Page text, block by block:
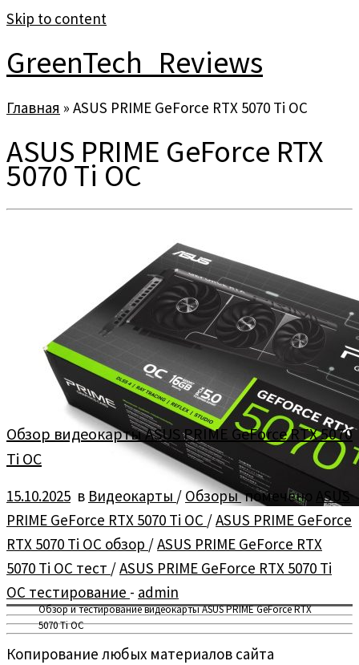
Skip to content
GreenTech_Reviews
Главная » ASUS PRIME GeForce RTX 5070 Ti OC
ASUS PRIME GeForce RTX
5070 Ti OC
Обзор и тестирование видеокарты ASUS PRIME GeForce RTX
5070 Ti OC
Обзор видеокарты ASUS PRIME GeForce RTX 5070
Ti OC
15.10.2025 в Видеокарты / Обзорыпомечено
ASUS
PRIME GeForce RTX 5070 Ti OC /ASUS PRIME GeForce
RTX 5070 Ti OC обзор /ASUS PRIME GeForce RTX
5070 Ti OC тест /ASUS PRIME GeForce RTX 5070 Ti
OC тестирование - admin
Копирование любых материалов сайта